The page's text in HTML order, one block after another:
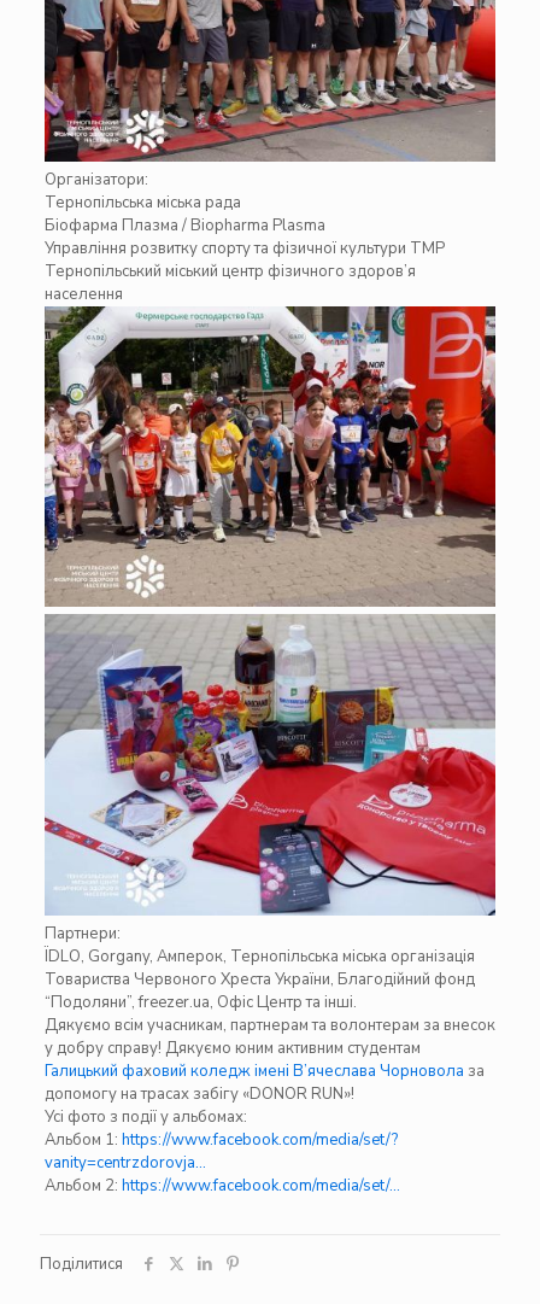
Організатори:
Тернопільська міська рада
Біофарма Плазма / Biopharma Plasma
Управління розвитку спорту та фізичної культури ТМР
Тернопільський міський центр фізичного здоров’я
населення
Партнери:
ЇDLO, Gorgany, Амперок, Тернопільська міська організація
Товариства Червоного Хреста України, Благодійний фонд
“Подоляни”,freezer.ua, Офіс Центр та інші.
Дякуємо всім учасникам, партнерам та волонтерам за внесок
у добру справу! Дякуємо юним активним студентам
Галицький фаховий коледж імені В’ячеслава Чорновола за
допомогу на трасах забігу «DONOR RUN»!
Усі фото з події у альбомах:
Альбом 1: https://www.facebook.com/media/set/?
vanity=centrzdorovja…
Альбом 2: https://www.facebook.com/media/set/…
Поділитися